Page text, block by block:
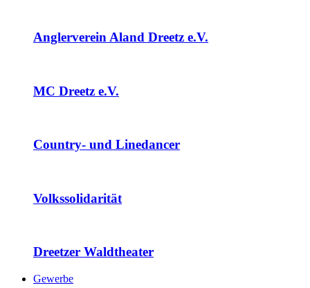
Anglerverein Aland Dreetz e.V.
MC Dreetz e.V.
Country- und Linedancer
Volkssolidarität
Dreetzer Waldtheater
Gewerbe